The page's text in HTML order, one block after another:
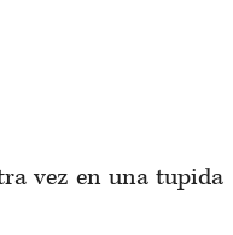
vez en una tupida